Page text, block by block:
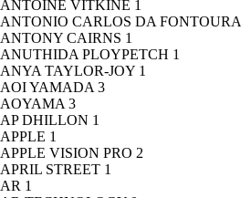
ANTOINE VITKINE 1
ANTONIO CARLOS DA FONTOURA
ANTONY CAIRNS 1
ANUTHIDA PLOYPETCH 1
ANYA TAYLOR-JOY 1
AOI YAMADA 3
AOYAMA 3
AP DHILLON 1
APPLE 1
APPLE VISION PRO 2
APRIL STREET 1
AR 1